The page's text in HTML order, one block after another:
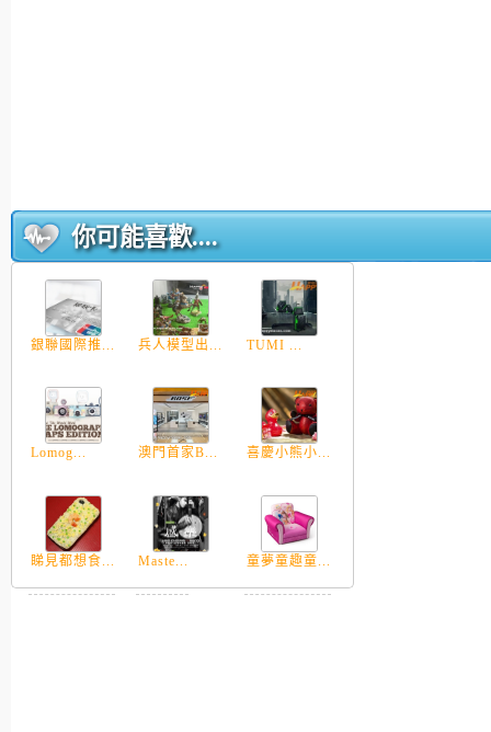
你可能喜歡....
銀聯國際推... 兵人模型出... TUMI ...
Lomog... 澳門首家B... 喜慶小熊小...
睇見都想食... Maste... 童夢童趣童...